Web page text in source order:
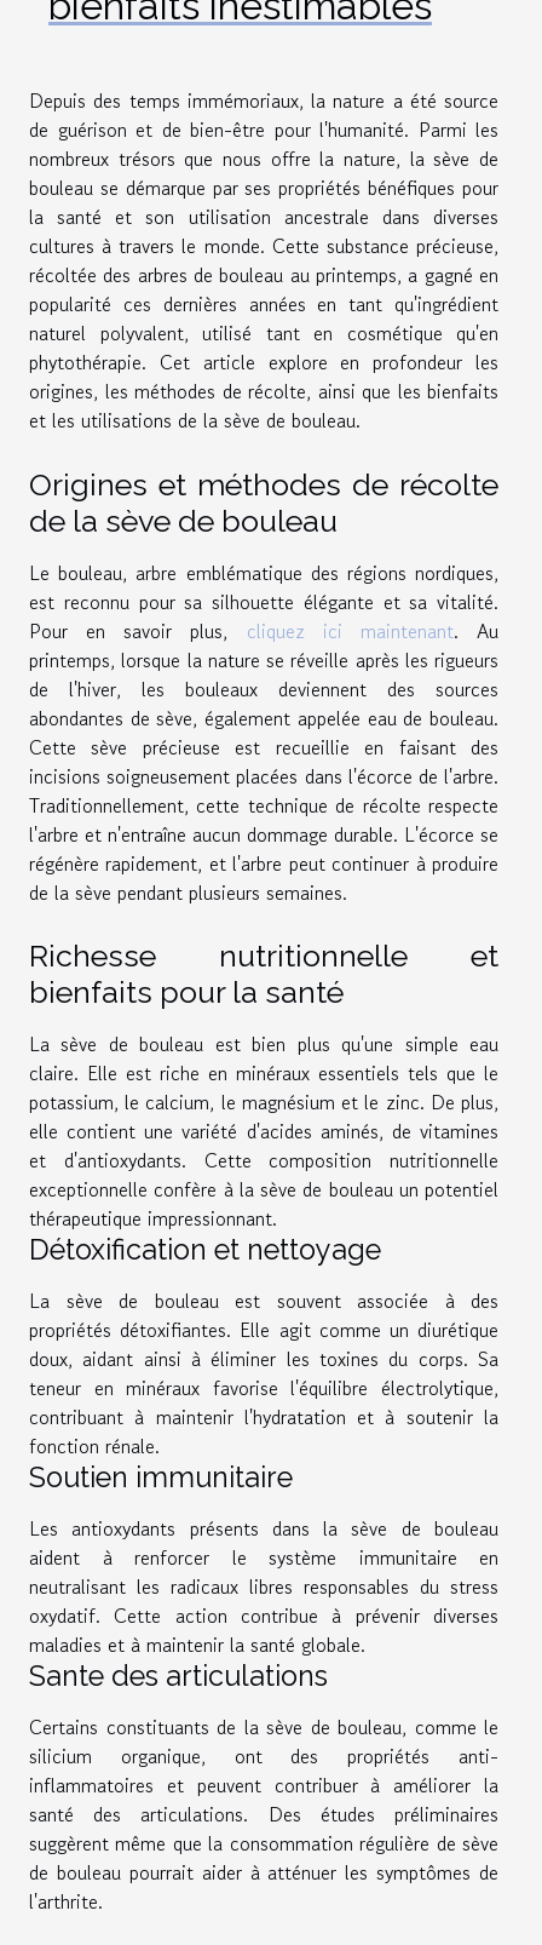
Depuis des temps immémoriaux, la nature a été source
de guérison et de bien-être pour l'humanité. Parmi les
nombreux trésors que nous offre la nature, la sève de
bouleau se démarque par ses propriétés bénéfiques pour
la santé et son utilisation ancestrale dans diverses
cultures à travers le monde. Cette substance précieuse,
récoltée des arbres de bouleau au printemps, a gagné en
popularité ces dernières années en tant qu'ingrédient
naturel polyvalent, utilisé tant en cosmétique qu'en
phytothérapie. Cet article explore en profondeur les
origines, les méthodes de récolte, ainsi que les bienfaits
et les utilisations de la sève de bouleau.
Origines et méthodes de récolte
de la sève de bouleau
Le bouleau, arbre emblématique des régions nordiques,
est reconnu pour sa silhouette élégante et sa vitalité.
Pour en savoir plus, cliquez ici maintenant. Au
printemps, lorsque la nature se réveille après les rigueurs
de l'hiver, les bouleaux deviennent des sources
abondantes de sève, également appelée eau de bouleau.
Cette sève précieuse est recueillie en faisant des
incisions soigneusement placées dans l'écorce de l'arbre.
Traditionnellement, cette technique de récolte respecte
l'arbre et n'entraîne aucun dommage durable. L'écorce se
régénère rapidement, et l'arbre peut continuer à produire
de la sève pendant plusieurs semaines.
Richesse nutritionnelle et
bienfaits pour la santé
La sève de bouleau est bien plus qu'une simple eau
claire. Elle est riche en minéraux essentiels tels que le
potassium, le calcium, le magnésium et le zinc. De plus,
elle contient une variété d'acides aminés, de vitamines
et d'antioxydants. Cette composition nutritionnelle
exceptionnelle confère à la sève de bouleau un potentiel
thérapeutique impressionnant.
Détoxification et nettoyage
La sève de bouleau est souvent associée à des
propriétés détoxifiantes. Elle agit comme un diurétique
doux, aidant ainsi à éliminer les toxines du corps. Sa
teneur en minéraux favorise l'équilibre électrolytique,
contribuant à maintenir l'hydratation et à soutenir la
fonction rénale.
Soutien immunitaire
Les antioxydants présents dans la sève de bouleau
aident à renforcer le système immunitaire en
neutralisant les radicaux libres responsables du stress
oxydatif. Cette action contribue à prévenir diverses
maladies et à maintenir la santé globale.
Sante des articulations
Certains constituants de la sève de bouleau, comme le
silicium organique, ont des propriétés anti-
inflammatoires et peuvent contribuer à améliorer la
santé des articulations. Des études préliminaires
suggèrent même que la consommation régulière de sève
de bouleau pourrait aider à atténuer les symptômes de
l'arthrite.